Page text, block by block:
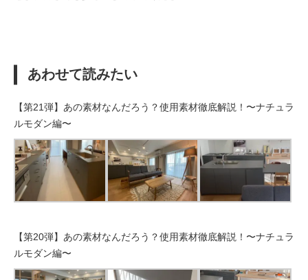
あわせて読みたい
【第21弾】あの素材なんだろう？使用素材徹底解説！〜ナチュラ
ルモダン編〜
【第20弾】あの素材なんだろう？使用素材徹底解説！〜ナチュラ
ルモダン編〜